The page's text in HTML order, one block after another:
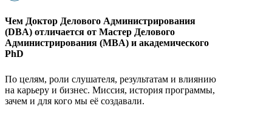
Чем Доктор Делового Администрирования
(DBA) отличается от Мастер Делового
Администрирования (MBA) и академического
PhD
По целям, роли слушателя, результатам и влиянию
на карьеру и бизнес. Миссия, история программы,
зачем и для кого мы её создавали.